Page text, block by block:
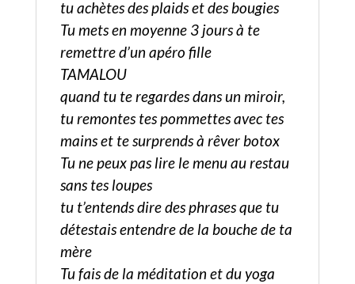
tu achètes des plaids et des bougies
Tu mets en moyenne 3 jours à te
remettre d’un apéro fille
TAMALOU
quand tu te regardes dans un miroir,
tu remontes tes pommettes avec tes
mains et te surprends à rêver botox
Tu ne peux pas lire le menu au restau
sans tes loupes
tu t’entends dire des phrases que tu
détestais entendre de la bouche de ta
mère
Tu fais de la méditation et du yoga